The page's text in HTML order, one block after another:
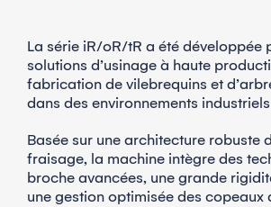
La série iR/oR/tR a été développée
solutions d’usinage à haute
fabrication de vilebrequins et
dans des environnements
Basée sur une architecture robuste
fraisage, la machine intègre des
broche avancées, une grande
une gestion optimisée des